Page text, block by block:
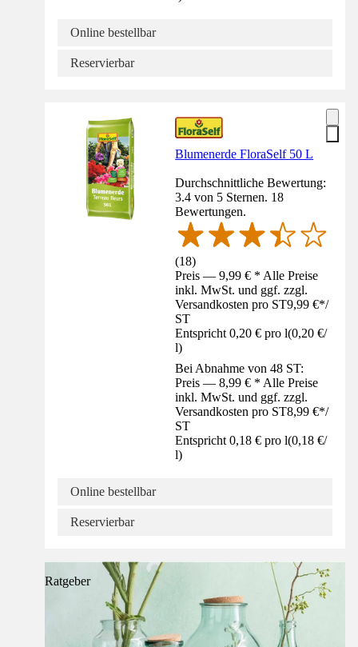
Online bestellbar
Reservierbar
Blumenerde FloraSelf 50 L
Durchschnittliche Bewertung:
3.4 von 5 Sternen. 18
Bewertungen.
(18)
Preis — 9,99 € * Alle Preise
inkl. MwSt. und ggf. zzgl.
Versandkosten pro ST9,99 €*/
ST
Entspricht 0,20 € pro l(0,20 €/
l)
Bei Abnahme von 48 ST:
Preis — 8,99 € * Alle Preise
inkl. MwSt. und ggf. zzgl.
Versandkosten pro ST8,99 €*/
ST
Entspricht 0,18 € pro l(0,18 €/
l)
Online bestellbar
Reservierbar
Ratgeber